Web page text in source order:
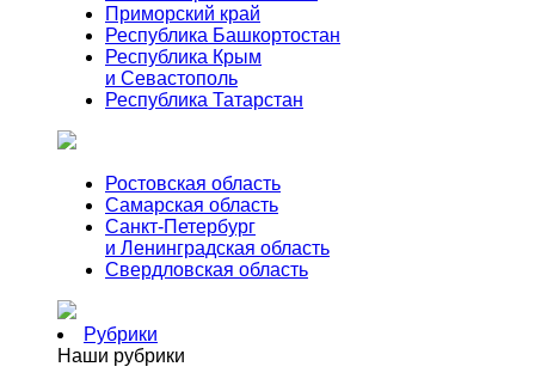
Приморский край
Республика Башкортостан
Республика Крым
и Севастополь
Республика Татарстан
Ростовская область
Самарская область
Санкт-Петербург
и Ленинградская область
Свердловская область
Рубрики
Наши рубрики